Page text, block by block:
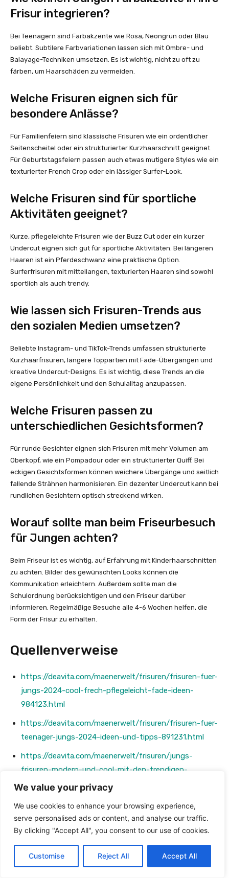
We value your privacy
We use cookies to enhance your browsing experience,
serve personalised ads or content, and analyse our traffic.
By clicking "Accept All", you consent to our use of cookies.
Customise Reject All Accept All
Frisur integrieren?
Bei Teenagern sind Farbakzente wie Rosa, Neongrün oder Blau
beliebt. Subtilere Farbvariationen lassen sich mit Ombre- und
Balayage-Techniken umsetzen. Es ist wichtig, nicht zu oft zu
färben, um Haarschäden zu vermeiden.
Welche Frisuren eignen sich für
besondere Anlässe?
Für Familienfeiern sind klassische Frisuren wie ein ordentlicher
Seitenscheitel oder ein strukturierter Kurzhaarschnitt geeignet.
Für Geburtstagsfeiern passen auch etwas mutigere Styles wie ein
texturierter French Crop oder ein lässiger Surfer-Look.
Welche Frisuren sind für sportliche
Aktivitäten geeignet?
Kurze, pflegeleichte Frisuren wie der Buzz Cut oder ein kurzer
Undercut eignen sich gut für sportliche Aktivitäten. Bei längeren
Haaren ist ein Pferdeschwanz eine praktische Option.
Surferfrisuren mit mittellangen, texturierten Haaren sind sowohl
sportlich als auch trendy.
Wie lassen sich Frisuren-Trends aus
den sozialen Medien umsetzen?
Beliebte Instagram- und TikTok-Trends umfassen strukturierte
Kurzhaarfrisuren, längere Toppartien mit Fade-Übergängen und
kreative Undercut-Designs. Es ist wichtig, diese Trends an die
eigene Persönlichkeit und den Schulalltag anzupassen.
Welche Frisuren passen zu
unterschiedlichen Gesichtsformen?
Für runde Gesichter eignen sich Frisuren mit mehr Volumen am
Oberkopf, wie ein Pompadour oder ein strukturierter Quiff. Bei
eckigen Gesichtsformen können weichere Übergänge und seitlich
fallende Strähnen harmonisieren. Ein dezenter Undercut kann bei
rundlichen Gesichtern optisch streckend wirken.
Worauf sollte man beim Friseurbesuch
für Jungen achten?
Beim Friseur ist es wichtig, auf Erfahrung mit Kinderhaarschnitten
zu achten. Bilder des gewünschten Looks können die
Kommunikation erleichtern. Außerdem sollte man die
Schulordnung berücksichtigen und den Friseur darüber
informieren. Regelmäßige Besuche alle 4-6 Wochen helfen, die
Form der Frisur zu erhalten.
Quellenverweise
https://deavita.com/maenerwelt/frisuren/frisuren-fuer-
jungs-2024-cool-frech-pflegeleicht-fade-ideen-
984123.html
https://deavita.com/maenerwelt/frisuren/frisuren-fuer-
teenager-jungs-2024-ideen-und-tipps-891231.html
https://deavita.com/maenerwelt/frisuren/jungs-
frisuren-modern-und-cool-mit-den-trendigen-
haarschnitten-fuer-2024.html
https://bdo-online.de/coole-frisuren-fuer-jungs-ab-10/
https://bdo-online.de/jungs-frisuren/
entwicklung/coole-jungs-frisuren-14124.html